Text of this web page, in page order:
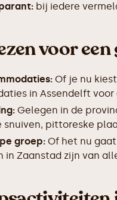
bij iedere
voor
Of je nu
in Assendelft voor
Gelegen in de
pittoreske
groep: Of het nu
in Zaanstad zijn van